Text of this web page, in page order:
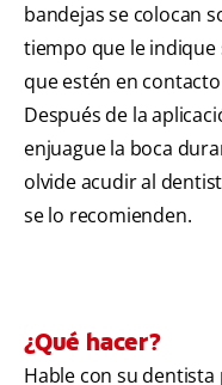
bandejas se colocan
tiempo que le
que estén en
Después de la
enjuague la boca
olvide acudir al
se lo recomienden.
¿Qué hacer?
Hable con su